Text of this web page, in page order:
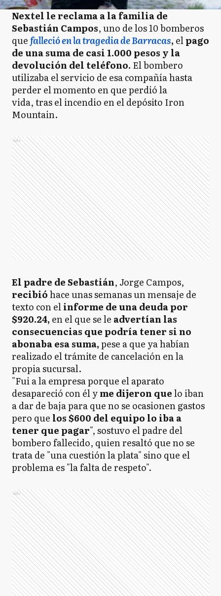
Nextel le reclama a la familia de
Sebastián Campos, uno de los 10 bomberos
quefalleció en la tragedia de Barracas, elpago
de una suma de casi 1.000 pesos y la
devolución del teléfono. El bombero
utilizaba el servicio de esa compañía hasta
perder el momento en que perdió la
vida, tras el incendio en el depósito Iron
Mountain.
Ads
El padre de Sebastián, Jorge Campos,
recibióhace unas semanas un mensaje de
texto con elinforme de una deuda por
$920.24, en el que se le advertían las
consecuencias que podría tener si no
abonaba esa suma,pese a que ya habían
realizado el trámite de cancelación en la
propia sucursal.
"Fui a la empresa porque el aparato
desapareció con él yme dijeron quelo iban
a dar de baja para que no se ocasionen gastos
pero que los $600 del equipo lo iba a
tener que pagar", sostuvo el padre del
bombero fallecido, quien resaltó que no se
trata de "una cuestión la plata" sino que el
problema es "la falta de respeto".
Ads